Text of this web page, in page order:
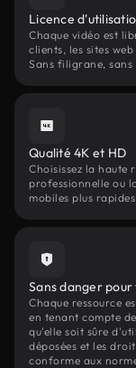
Licence
Chaque vidéo est
clients, les sites
Sans filigrane,
Qualité 4K et HD
Choisissez la haute
professionnelle ou
mobiles plus
Sans danger
Chaque ressource
en tenant compte
qu'elle soit sûre
déposées et les
conforme aux